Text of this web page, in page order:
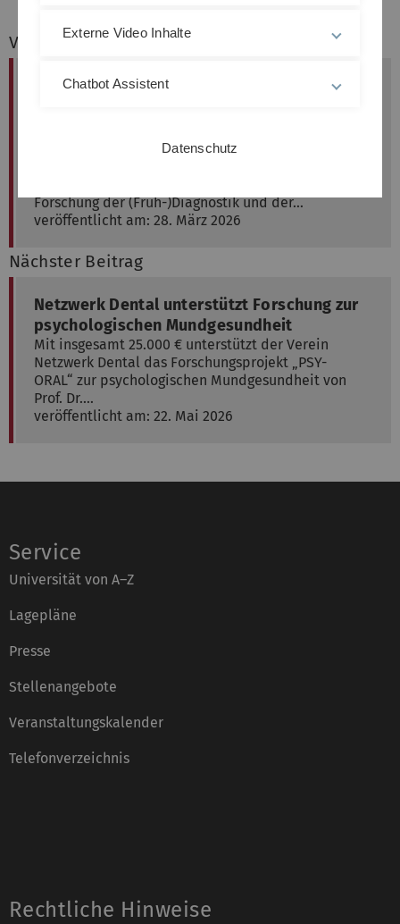
Vorheriger Beitrag
Ab dem 1.10.2026 wird am Institut für
Diagnostik & Psychotherapie eingerichtet.
Forschung der (Früh-)Diagnostik und der…
veröffentlicht am: 28. März 2026
Nächster Beitrag
Netzwerk Dental unterstützt Forschung zur
psychologischen Mundgesundheit
Mit insgesamt 25.000 € unterstützt der Verein
Netzwerk Dental das Forschungsprojekt „PSY-
ORAL“ zur psychologischen Mundgesundheit von
Prof. Dr.…
veröffentlicht am: 22. Mai 2026
Service
Universität von A–Z
Lagepläne
Presse
Stellenangebote
Veranstaltungskalender
Telefonverzeichnis
Rechtliche Hinweise
Externe Video Inhalte
Chatbot Assistent
Datenschutz